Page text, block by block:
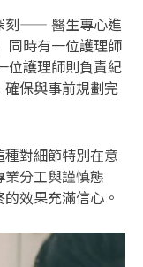
刻—— 醫生專心進
同時有一位護理師
位護理師則負責紀
保與事前規劃完
對細節特別在意
分工與謹慎態
效果充滿信心。